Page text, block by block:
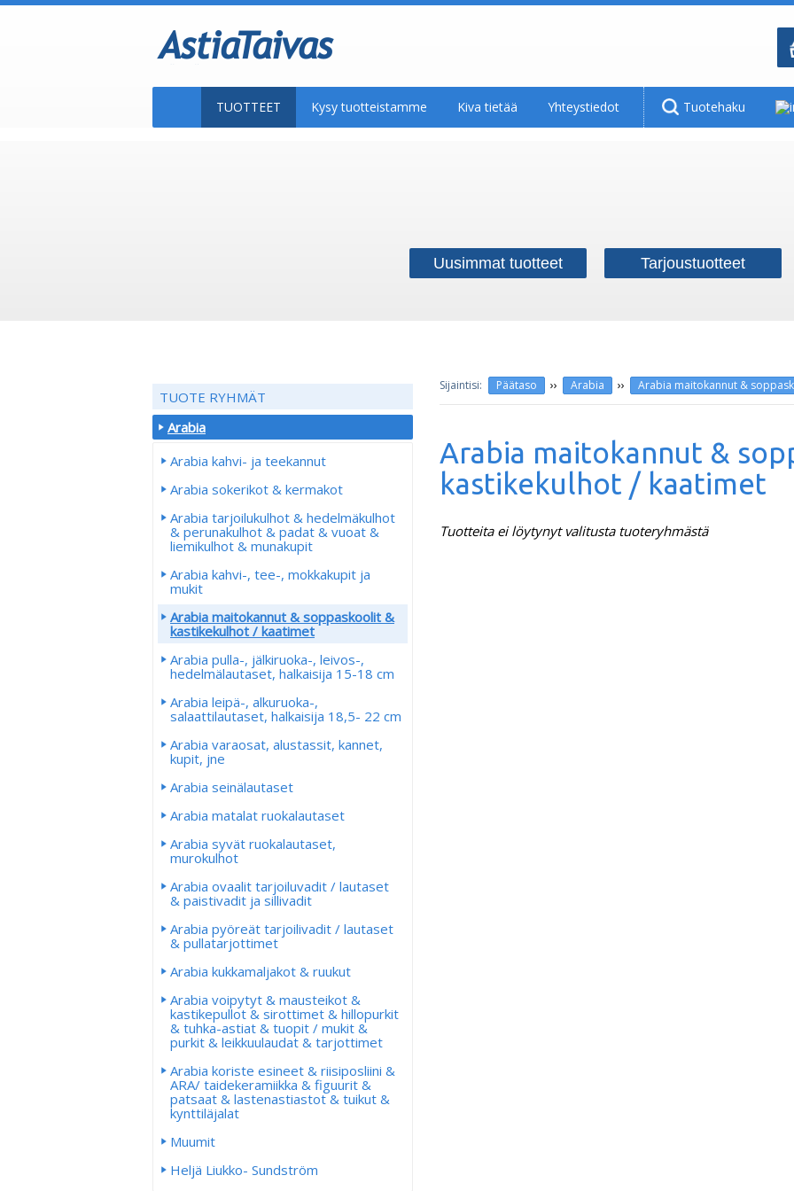
TUOTTEET Kysy tuotteistamme Kiva tietää Yhteystiedot Tuotehaku
Uusimmat tuotteet Tarjoustuotteet
Päätaso ›› Arabia ›› Arabia maitokannut &
Arabia maitokannut &
kastikekulhot / kaatimet
Tuotteita ei löytynyt valitusta tuoteryhmästä
TUOTE RYHMÄT
Arabia
Arabia kahvi- ja teekannut
Arabia sokerikot & kermakot
Arabia tarjoilukulhot & hedelmäkulhot
& perunakulhot & padat & vuoat &
liemikulhot & munakupit
Arabia kahvi-, tee-, mokkakupit ja
mukit
Arabia maitokannut & soppaskoolit &
kastikekulhot / kaatimet
Arabia pulla-, jälkiruoka-, leivos-,
hedelmälautaset, halkaisija 15-18 cm
Arabia leipä-, alkuruoka-,
salaattilautaset, halkaisija 18,5- 22 cm
Arabia varaosat, alustassit, kannet,
kupit, jne
Arabia seinälautaset
Arabia matalat ruokalautaset
Arabia syvät ruokalautaset,
murokulhot
Arabia ovaalit tarjoiluvadit / lautaset
& paistivadit ja sillivadit
Arabia pyöreät tarjoilivadit / lautaset
& pullatarjottimet
Arabia kukkamaljakot & ruukut
Arabia voipytyt & mausteikot &
kastikepullot & sirottimet & hillopurkit
& tuhka-astiat & tuopit / mukit &
purkit & leikkuulaudat & tarjottimet
Arabia koriste esineet & riisiposliini &
ARA/ taidekeramiikka & figuurit &
patsaat & lastenastiastot & tuikut &
kynttiläjalat
Muumit
Heljä Liukko- Sundström